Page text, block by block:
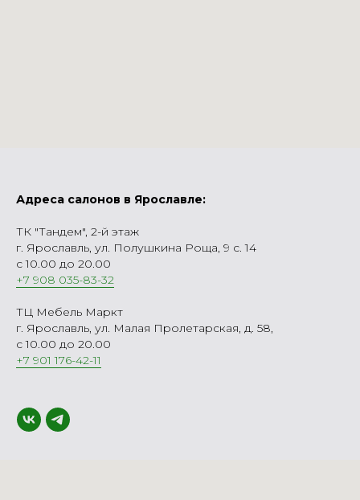
Адреса салонов в Ярославле:
ТК "Тандем", 2-й этаж
г. Ярославль, ул. Полушкина Роща, 9 с. 14
с 10.00 до 20.00
+7 908 035-83-32
ТЦ Мебель Маркт
г. Ярославль, ул. Малая Пролетарская, д. 58,
с 10.00 до 20.00
+7 901 176-42-11